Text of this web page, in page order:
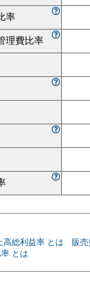
率
理費比率
高総利益率 とは 販売
とは